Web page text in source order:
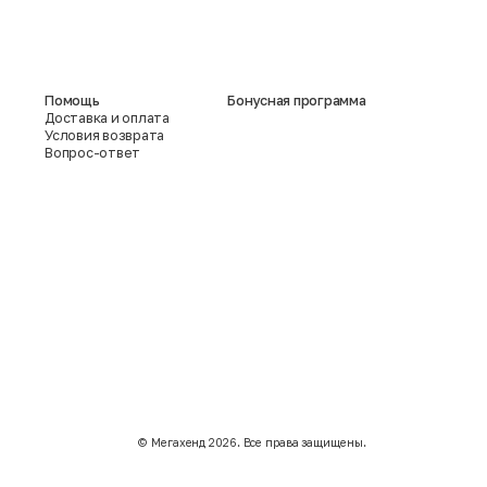
Помощь
Доставка и оплата
Условия возврата
Вопрос-ответ
Бонусная программа
©️ Мегахенд 2026. Все права защищены.